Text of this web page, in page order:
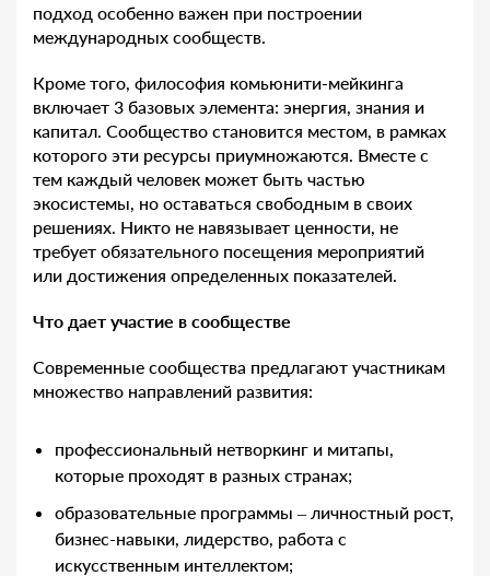
подход особенно важен при построении
международных сообществ.
Кроме того, философия комьюнити-мейкинга
включает 3 базовых элемента: энергия, знания и
капитал. Сообщество становится местом, в рамках
которого эти ресурсы приумножаются. Вместе с
тем каждый человек может быть частью
экосистемы, но оставаться свободным в своих
решениях. Никто не навязывает ценности, не
требует обязательного посещения мероприятий
или достижения определенных показателей.
Что дает участие в сообществе
Современные сообщества предлагают участникам
множество направлений развития:
профессиональный нетворкинг и митапы,
которые проходят в разных странах;
образовательные программы – личностный рост,
бизнес-навыки, лидерство, работа с
искусственным интеллектом;